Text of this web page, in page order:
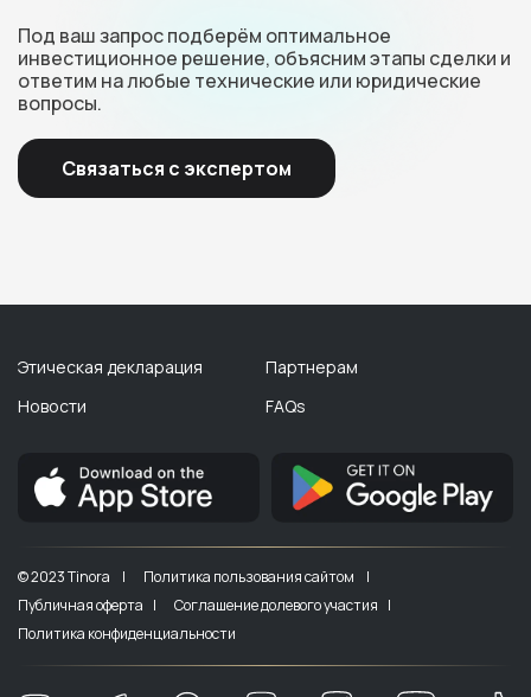
Под ваш запрос подберём оптимальное
инвестиционное решение, объясним этапы сделки и
ответим на любые технические или юридические
вопросы.
Связаться с экспертом
Этическая декларация
Новости
Партнерам
FAQs
© 2023 Tinora |
Политика пользования сайтом |
Публичная оферта |
Соглашение долевого участия |
Политика конфиденциальности